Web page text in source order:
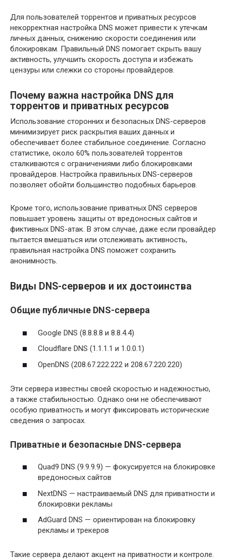
Для пользователей торрентов и приватных ресурсов
некорректная настройка DNS может привести к утечкам
личных данных, снижению скорости соединения или
блокировкам. Правильный DNS помогает скрыть вашу
активность, улучшить скорость доступа и избежать
цензуры или слежки со стороны провайдеров.
Почему важна настройка DNS для
торрентов и приватных ресурсов
Использование сторонних и безопасных DNS-серверов
минимизирует риск раскрытия ваших данных и
обеспечивает более стабильное соединение. Согласно
статистике, около 60% пользователей торрентов
сталкиваются с ограничениями либо блокировками
провайдеров. Настройка правильных DNS-серверов
позволяет обойти большинство подобных барьеров.
Кроме того, использование приватных DNS серверов
повышает уровень защиты от вредоносных сайтов и
фиктивных DNS-атак. В этом случае, даже если провайдер
пытается вмешаться или отслеживать активность,
правильная настройка DNS поможет сохранить
анонимность.
Виды DNS-серверов и их достоинства
Общие публичные DNS-сервера
Google DNS (8.8.8.8 и 8.8.4.4)
Cloudflare DNS (1.1.1.1 и 1.0.0.1)
OpenDNS (208.67.222.222 и 208.67.220.220)
Эти сервера известны своей скоростью и надежностью,
а также стабильностью. Однако они не обеспечивают
особую приватность и могут фиксировать исторические
сведения о запросах.
Приватные и безопасные DNS-сервера
Quad9 DNS (9.9.9.9) — фокусируется на блокировке
вредоносных сайтов
NextDNS — настраиваемый DNS для приватности и
блокировки рекламы
AdGuard DNS — ориентирован на блокировку
рекламы и трекеров
Такие сервера делают акцент на приватности и контроле.